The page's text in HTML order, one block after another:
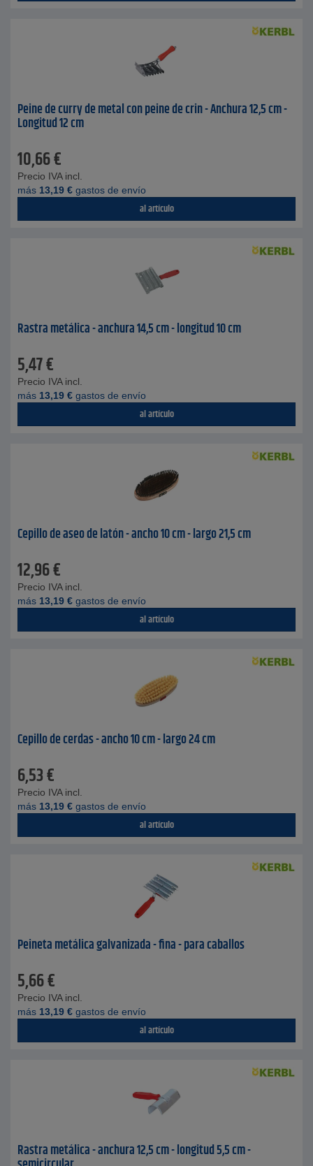
Peine de curry de metal con peine de crin - Anchura 12,5 cm -
Longitud 12 cm
10,66€
Precio IVA incl.
más 13,19 € gastos de envío
al artículo
Rastra metálica - anchura 14,5 cm - longitud 10 cm
5,47€
Precio IVA incl.
más 13,19 € gastos de envío
al artículo
Cepillo de aseo de latón - ancho 10 cm - largo 21,5 cm
12,96€
Precio IVA incl.
más 13,19 € gastos de envío
al artículo
Cepillo de cerdas - ancho 10 cm - largo 24 cm
6,53€
Precio IVA incl.
más 13,19 € gastos de envío
al artículo
Peineta metálica galvanizada - fina - para caballos
5,66€
Precio IVA incl.
más 13,19 € gastos de envío
al artículo
Rastra metálica - anchura 12,5 cm - longitud 5,5 cm -